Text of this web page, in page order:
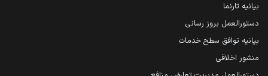
بیانیه تارنما
دستورالعمل بروز رسانی
بیانیه توافق سطح خدمات
منشور اخلاقی